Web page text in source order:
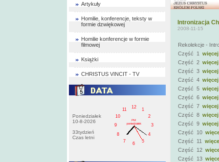
Artykuły
Homilie, konferencje, teksty w
formie dzwiękowej
Homilie konferencje w formie
filmowej
Książki
CHRISTUS VINCIT - TV
Poniedziałek
10-8-2026
33tydzień
Czas letni
1
2
3
4
5
6
7
8
9
10
11
12
PM
poniedziałek
Intronizacja
2008-11-15
Rekolekcje -
Część 1 więcej
Część 2 więcej
Część 3 więcej
Część 4 więcej
Część 5 więcej
Część 6 więcej
Część 7 więcej
Część 8 więcej
Część 9 więcej
Część 10
Część 11
Część 12
Część 13